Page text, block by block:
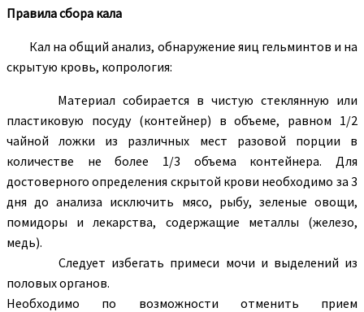
Правила сбора кала
Кал на общий анализ, обнаружение яиц гельминтов и на
скрытую кровь, копрология:
Материал собирается в чистую стеклянную или
пластиковую посуду (контейнер) в объеме, равном 1/2
чайной ложки из различных мест разовой порции в
количестве не более 1/3 объема контейнера. Для
достоверного определения скрытой крови необходимо за 3
дня до анализа исключить мясо, рыбу, зеленые овощи,
помидоры и лекарства, содержащие металлы (железо,
медь).
Следует избегать примеси мочи и выделений из
половых органов.
Необходимо по возможности отменить прием